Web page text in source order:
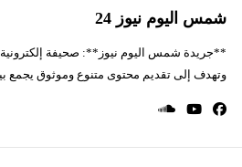
شمس اليوم نيوز 24
**جريدة شمس اليوم نيوز**: صحيفة إلكترونية
وتهدف إلى تقديم محتوى متنوع وموثوق يجمع